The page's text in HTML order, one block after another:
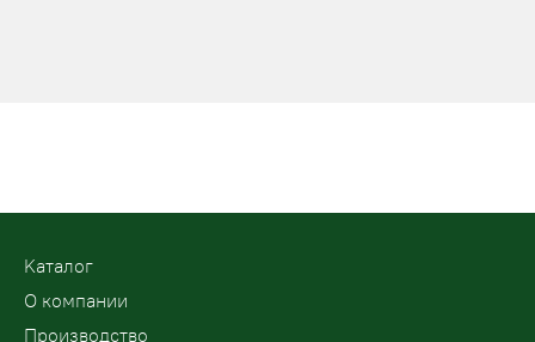
Kаталог
О компании
Производство